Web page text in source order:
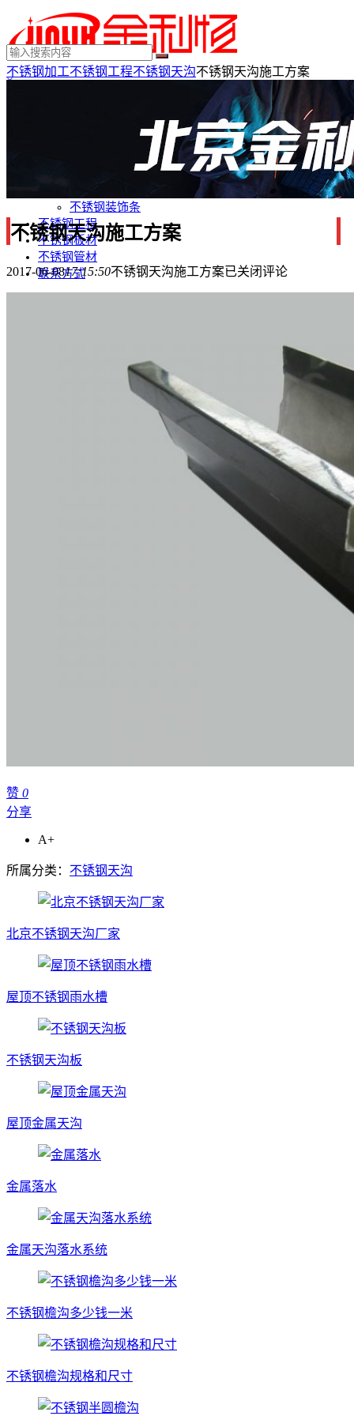
×
不锈钢装饰条
不锈钢工程
不锈钢板材
不锈钢管材
联系方式
不锈钢加工不锈钢工程不锈钢天沟不锈钢天沟施工方案
不锈钢天沟施工方案
2017-06-0817:15:50不锈钢天沟施工方案已关闭评论
赞 0
分享
A+
所属分类： 不锈钢天沟
北京不锈钢天沟厂家
屋顶不锈钢雨水槽
不锈钢天沟板
屋顶金属天沟
金属落水
金属天沟落水系统
不锈钢檐沟多少钱一米
不锈钢檐沟规格和尺寸